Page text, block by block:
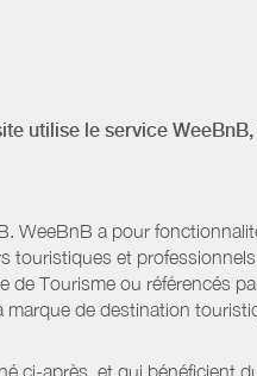
utilise le service
WeeBnB a pour
touristiques et
Tourisme ou référencés
de destination
ci-après, et qui bénéficient